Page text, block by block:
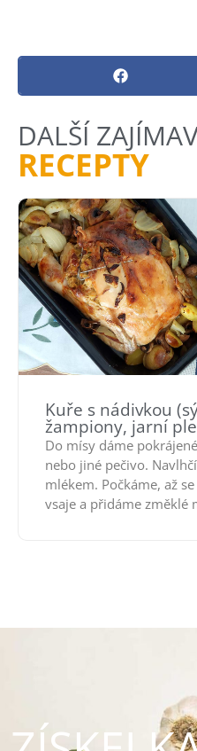
DALŠÍ
RECEPTY
Kuře s nádivkou
žampiony, jarní
Do mísy dáme
nebo jiné pečivo.
mlékem. Počkáme, až
vsaje a přidáme změklé